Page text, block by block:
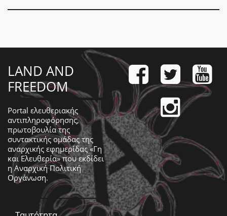
LAND AND
FREEDOM
Portal ελευθεριακής
αντιπληροφόρησης,
πρωτοβουλία της
συντακτικής ομάδας της
αναρχικής εφημερίδας «Γη
και Ελευθερία» που εκδίδει
ηΑναρχική Πολιτική
Οργάνωση.